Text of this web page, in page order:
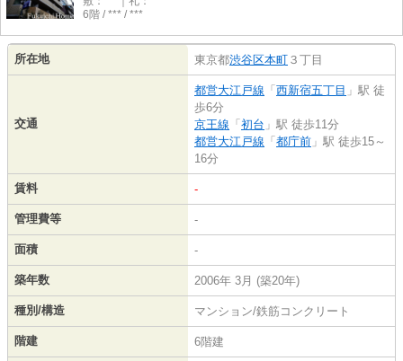
6階 / *** / ***
所在地 東京都渋谷区本町 ３丁目
交通
都営大江戸線 「 西新宿五丁目 」駅 徒
歩6分
京王線 「 初台 」駅 徒歩11分
都営大江戸線 「 都庁前 」駅 徒歩15～
16分
賃料 -
管理費等 -
面積 -
築年数 2006年 3月 (築20年)
種別/構造 マンション/鉄筋コンクリート
階建 6階建